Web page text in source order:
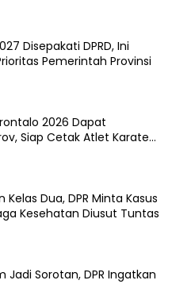
Disepakati DPRD, Ini
Pemerintah Provinsi
2026 Dapat
Siap Cetak Atlet Karate
Kelas Dua, DPR Minta Kasus
Kesehatan Diusut Tuntas
Jadi Sorotan, DPR Ingatkan